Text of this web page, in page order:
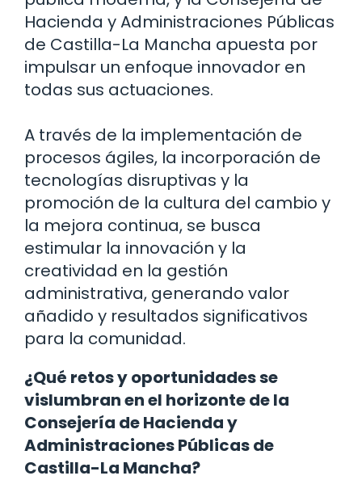
Hacienda y Administraciones Públicas
de Castilla-La Mancha apuesta por
impulsar un enfoque innovador en
todas sus actuaciones.
A través de la implementación de
procesos ágiles, la incorporación de
tecnologías disruptivas y la
promoción de la cultura del cambio y
la mejora continua, se busca
estimular la innovación y la
creatividad en la gestión
administrativa, generando valor
añadido y resultados significativos
para la comunidad.
¿Qué retos y oportunidades se
vislumbran en el horizonte de la
Consejería de Hacienda y
Administraciones Públicas de
Castilla-La Mancha?